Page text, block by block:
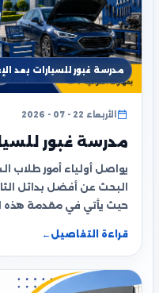
مدرسة غبور للسيارات بعد
الأربعاء 22 - 07 - 2026
مدرسة غبور
يواصل أولياء أمور طلاب
البحث عن أفضل بدائل
حيث يأتي في مقدمة هذه
قراءة التفاصيل ←